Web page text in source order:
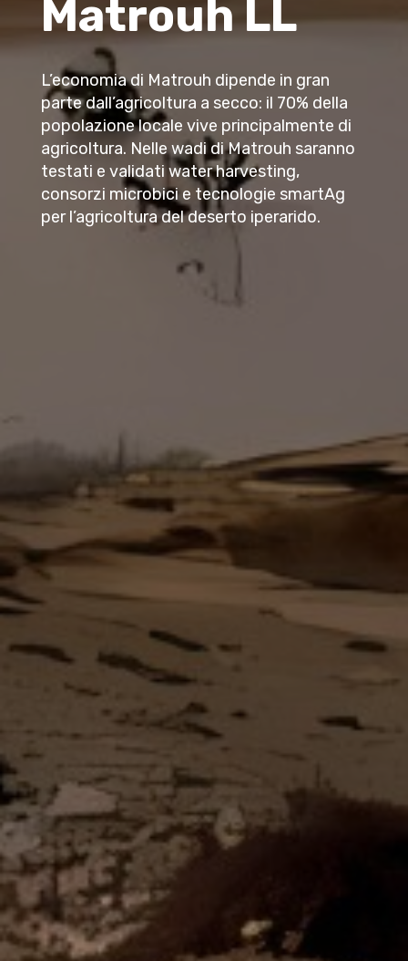
Matrouh LL
L’economia di Matrouh dipende in gran
parte dall’agricoltura a secco: il 70% della
popolazione locale vive principalmente di
agricoltura. Nelle wadi di Matrouh saranno
testati e validati water harvesting,
consorzi microbici e tecnologie smartAg
per l’agricoltura del deserto iperarido.